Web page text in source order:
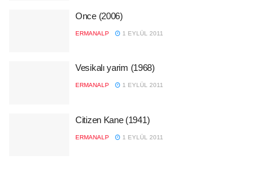
Once (2006)
ERMANALP 1 EYLÜL 2011
Vesikalı yarim (1968)
ERMANALP 1 EYLÜL 2011
Citizen Kane (1941)
ERMANALP 1 EYLÜL 2011